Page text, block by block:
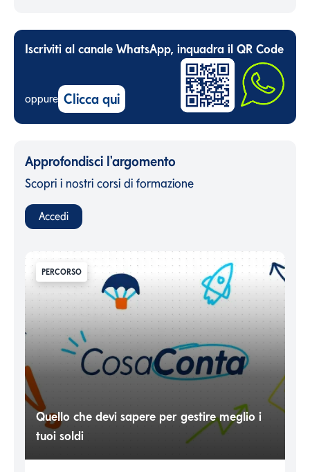
Iscriviti al canale WhatsApp, inquadra il QR Code
oppure Clicca qui
Approfondisci l'argomento
Scopri i nostri corsi di formazione
Accedi
PERCORSO
Quello che devi sapere per gestire meglio i
tuoi soldi